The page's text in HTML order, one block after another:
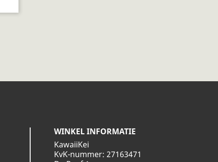
WINKEL INFORMATIE
KawaiiKei
KvK-nummer: 27163471